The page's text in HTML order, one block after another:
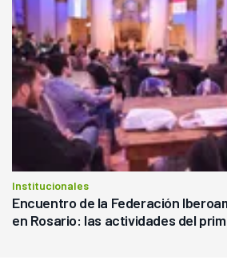
Institucionales
Encuentro de la Federación
en Rosario: las actividades del